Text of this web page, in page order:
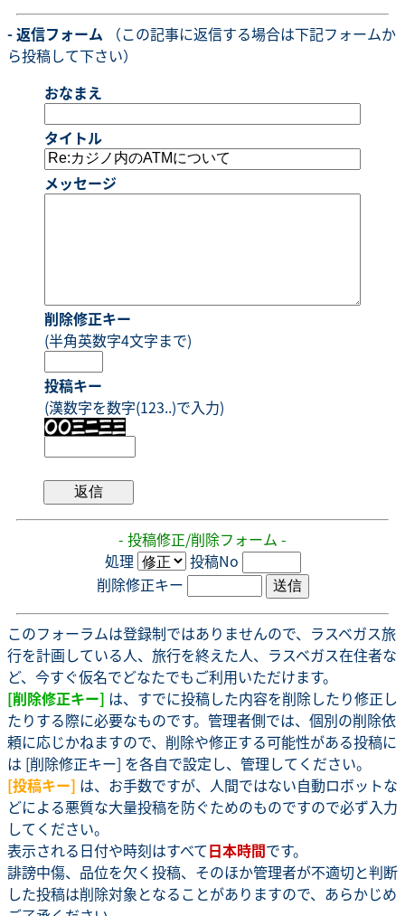
- 返信フォーム （この記事に返信する場合は下記フォームか
ら投稿して下さい）
おなまえ
タイトル
メッセージ
削除修正キー
(半角英数字4文字まで)
投稿キー
(漢数字を数字(123..)で入力)
- 投稿修正/削除フォーム -
処理
投稿No
削除修正キー
このフォーラムは登録制ではありませんので、ラスベガス旅
行を計画している人、旅行を終えた人、ラスベガス在住者な
ど、今すぐ仮名でどなたでもご利用いただけます。
[削除修正キー] は、すでに投稿した内容を削除したり修正し
たりする際に必要なものです。管理者側では、個別の削除依
頼に応じかねますので、削除や修正する可能性がある投稿に
は [削除修正キー] を各自で設定し、管理してください。
[投稿キー] は、お手数ですが、人間ではない自動ロボットな
どによる悪質な大量投稿を防ぐためのものですので必ず入力
してください。
表示される日付や時刻はすべて日本時間です。
誹謗中傷、品位を欠く投稿、そのほか管理者が不適切と判断
した投稿は削除対象となることがありますので、あらかじめ